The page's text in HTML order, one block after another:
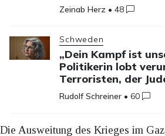
Zeinab Herz •48
Schweden
„Dein Kampf ist
Politikerin lobt
Terroristen, der
Rudolf Schreiner •60
Die Ausweitung des Krieges im